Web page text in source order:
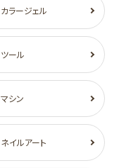
カラージェル
ツール
マシン
ネイルアート